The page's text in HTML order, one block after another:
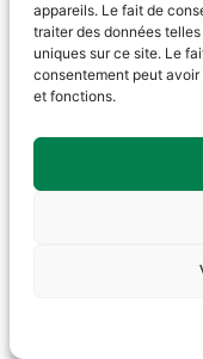
appareils. Le fait de
traiter des données
uniques sur ce site. Le
consentement peut
et fonctions.